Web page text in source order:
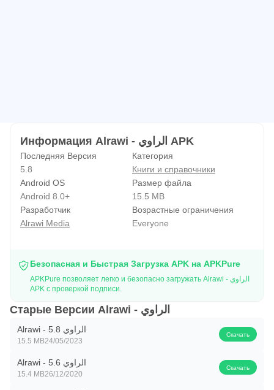
Информация Alrawi - الراوي APK
Последняя Версия
5.8
Категория
Книги и справочники
Android OS
Android 8.0+
Размер файла
15.5 MB
Разработчик
Alrawi Media
Возрастные ограничения
Everyone
Безопасная и Быстрая Загрузка APK на APKPure
APKPure позволяет легко и безопасно загружать Alrawi - الراوي
APK с проверкой подписи.
Старые Версии Alrawi - الراوي
Alrawi - الراوي 5.8
15.5 MB24/05/2023
Скачать
Alrawi - الراوي 5.6
15.4 MB26/12/2020
Скачать